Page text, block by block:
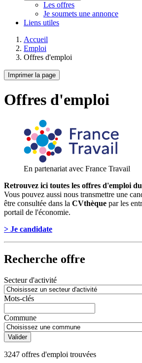
Les offres
Je soumets une annonce
Liens utiles
Accueil
Emploi
Offres d'emploi
Imprimer la page
Offres d'emploi
En partenariat avec France Travail
Retrouvez ici toutes les offres d'emploi
Vous pouvez aussi nous transmettre une
être consultée dans la CVthèque par les
portail de l'économie.
> Je candidate
Recherche offre
Secteur d'activité
Mots-clés
Commune
3247 offres d'emploi trouvées